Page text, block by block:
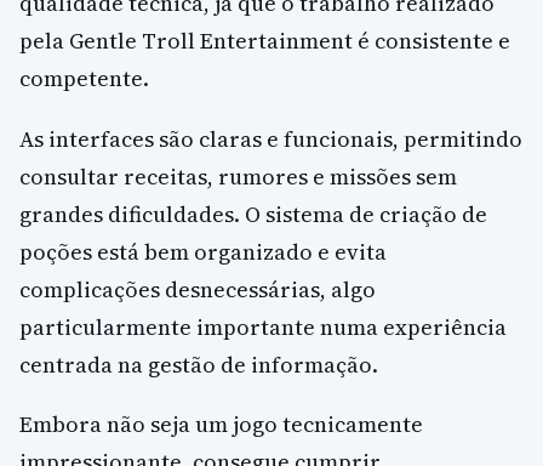
pela Gentle Troll Entertainment é consistente e
competente.
As interfaces são claras e funcionais, permitindo
consultar receitas, rumores e missões sem
grandes dificuldades. O sistema de criação de
poções está bem organizado e evita
complicações desnecessárias, algo
particularmente importante numa experiência
centrada na gestão de informação.
Embora não seja um jogo tecnicamente